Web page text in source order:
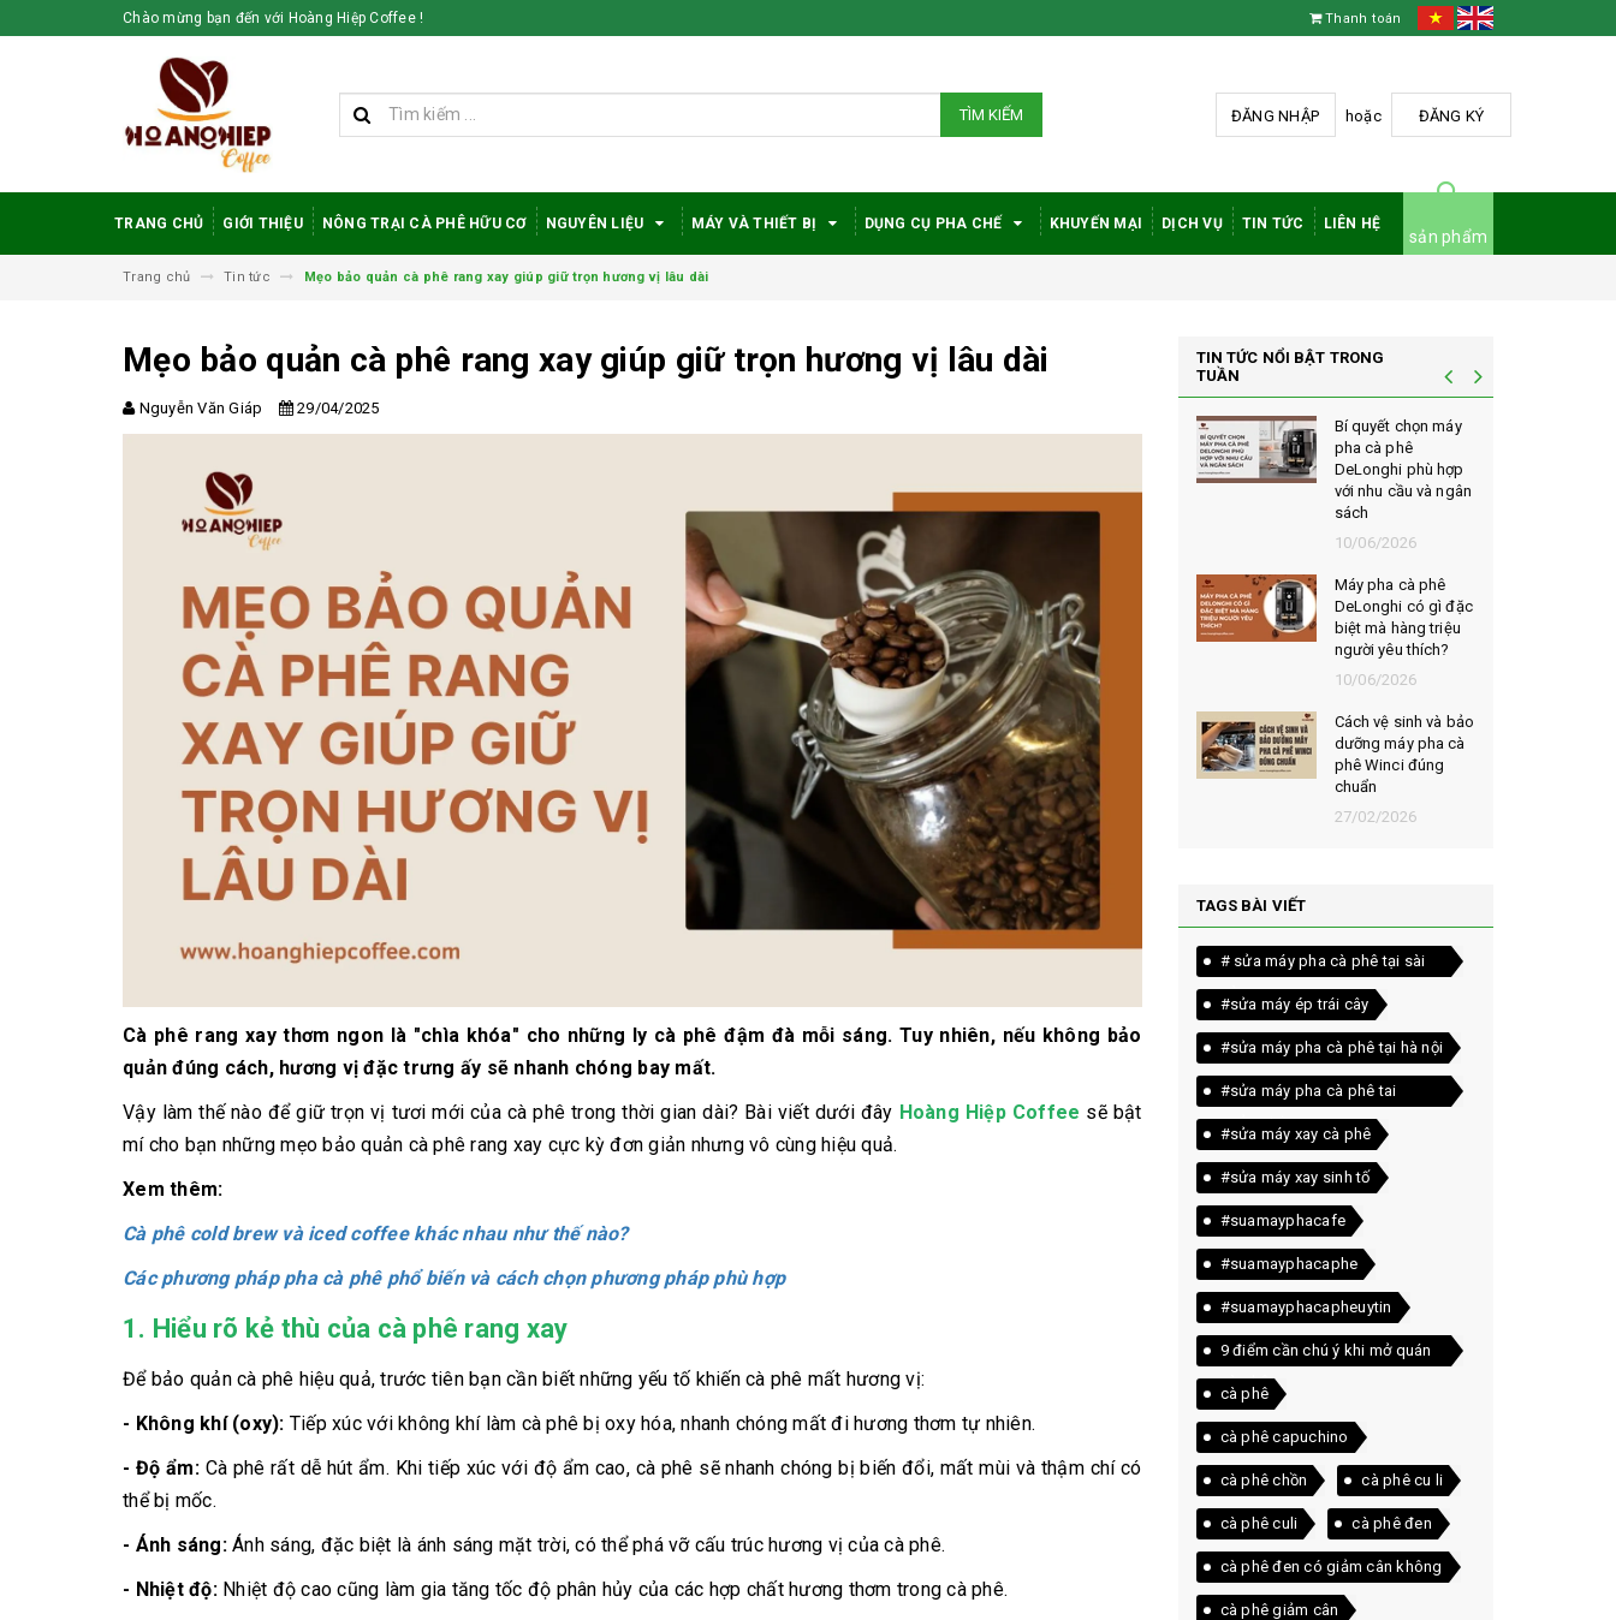
Chào mừng bạn đến với Hoàng Hiệp Coffee ! Thanh toán
TÌM KIẾM ĐĂNG NHẬP hoặc ĐĂNG KÝ
TRANG CHỦ GIỚI THIỆU NÔNG TRẠI CÀ PHÊ HỮU CƠ NGUYÊN LIỆU MÁY VÀ THIẾT BỊ DỤNG CỤ PHA CHẾ KHUYẾN MẠI DỊCH VỤ TIN TỨC LIÊN HỆ
sản phẩm
Trang chủ Tin tức Mẹo bảo quản cà phê rang xay giúp giữ trọn hương vị lâu dài
Mẹo bảo quản cà phê rang xay giúp giữ trọn hương vị lâu dài
Nguyễn Văn Giáp 29/04/2025
Cà phê rang xay thơm ngon là "chìa khóa" cho những ly cà phê đậm đà mỗi sáng. Tuy nhiên, nếu không bảo
quản đúng cách, hương vị đặc trưng ấy sẽ nhanh chóng bay mất.
Vậy làm thế nào để giữ trọn vị tươi mới của cà phê trong thời gian dài? Bài viết dưới đây Hoàng Hiệp Coffee sẽ bật
mí cho bạn những mẹo bảo quản cà phê rang xay cực kỳ đơn giản nhưng vô cùng hiệu quả.
Xem thêm:
Cà phê cold brew và iced coffee khác nhau như thế nào?
Các phương pháp pha cà phê phổ biến và cách chọn phương pháp phù hợp
1. Hiểu rõ kẻ thù của cà phê rang xay
Để bảo quản cà phê hiệu quả, trước tiên bạn cần biết những yếu tố khiến cà phê mất hương vị:
- Không khí (oxy): Tiếp xúc với không khí làm cà phê bị oxy hóa, nhanh chóng mất đi hương thơm tự nhiên.
- Độ ẩm:Cà phê rất dễ hút ẩm. Khi tiếp xúc với độ ẩm cao, cà phê sẽ nhanh chóng bị biến đổi, mất mùi và thậm chí có
thể bị mốc.
- Ánh sáng:Ánh sáng, đặc biệt là ánh sáng mặt trời, có thể phá vỡ cấu trúc hương vị của cà phê.
- Nhiệt độ:Nhiệt độ cao cũng làm gia tăng tốc độ phân hủy của các hợp chất hương thơm trong cà phê.
TIN TỨC NỔI BẬT TRONG
TUẦN
Bí quyết chọn mua
cà phê hạt rang
mộc thơm ngon,
chuẩn vị
10/06/2026
Những tiêu chí đánh
giá một loại bột cà
phê nguyên chất
ngon
10/06/2026
sách
10/06/2026
Máy pha cà phê
DeLonghi có gì đặc
biệt mà hàng triệu
người yêu thích?
10/06/2026
Cách vệ sinh và bảo
dưỡng máy pha cà
phê Winci đúng
27/02/2026
trong giới sành cà
phê?
cà phê hạt rang
mộc thơm ngon,
chuẩn vị
10/06/2026
Những tiêu chí đánh
giá một loại bột cà
phê nguyên chất
ngon
10/06/2026
Bí quyết chọn máy
pha cà phê
DeLonghi phù hợp
với nhu cầu và ngân
sách
10/06/2026
Máy pha cà phê
DeLonghi có gì đặc
biệt mà hàng triệu
người yêu thích?
10/06/2026
Cách vệ sinh và bảo
dưỡng máy pha cà
phê Winci đúng
chuẩn
27/02/2026
TAGS BÀI VIẾT
# sửa máy pha cà phê tại sài
gòn
#sửa máy ép trái cây
#sửa máy pha cà phê tại hà nội
#sửa máy pha cà phê tai
quảng trị
#sửa máy xay cà phê
#sửa máy xay sinh tố
#suamayphacafe
#suamayphacaphe
#suamayphacapheuytin
9 điểm cần chú ý khi mở quán
cà phê
cà phê
cà phê capuchino
cà phê chồn cà phê cu li
cà phê culi cà phê đen
cà phê đen có giảm cân không
cà phê giảm cân